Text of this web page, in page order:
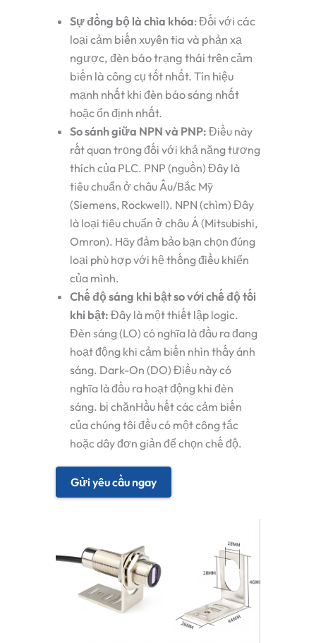
Sự đồng bộ là chìa khóa: Đối với các
loại cảm biến xuyên tia và phản xạ
ngược, đèn báo trạng thái trên cảm
biến là công cụ tốt nhất. Tín hiệu
mạnh nhất khi đèn báo sáng nhất
hoặc ổn định nhất.
So sánh giữa NPN và PNP: Điều này
rất quan trọng đối với khả năng tương
thích của PLC. PNP (nguồn) Đây là
tiêu chuẩn ở châu Âu/Bắc Mỹ
(Siemens, Rockwell). NPN (chìm) Đây
là loại tiêu chuẩn ở châu Á (Mitsubishi,
Omron). Hãy đảm bảo bạn chọn đúng
loại phù hợp với hệ thống điều khiển
của mình.
Chế độ sáng khi bật so với chế độ tối
khi bật: Đây là một thiết lập logic.
Đèn sáng (LO) có nghĩa là đầu ra đang
hoạt động khi cảm biến nhìn thấyánh
sáng. Dark-On (DO) Điều này có
nghĩa là đầu ra hoạt động khi đèn
sáng. bị chặnHầu hết các cảm biến
của chúng tôi đều có một công tắc
hoặc dây đơn giản để chọn chế độ.
Gửi yêu cầu ngay